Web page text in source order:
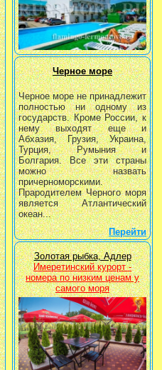
Черное море
Черное море не принадлежит
полностью ни одному из
государств. Кроме России, к
нему выходят еще и
Абхазия, Грузия, Украина,
Турция, Румыния и
Болгария. Все эти страны
можно назвать
причерноморскими.
Прародителем Черного моря
является Атлантический
океан...
Перейти
Золотая рыбка, Адлер
Имеретинский курорт -
номера по низким ценам у
самого моря